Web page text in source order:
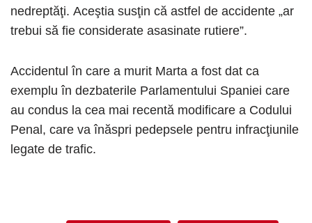
nedreptăţi. Aceştia susţin că astfel de accidente „ar
trebui să fie considerate asasinate rutiere”.
Accidentul în care a murit Marta a fost dat ca
exemplu în dezbaterile Parlamentului Spaniei care
au condus la cea mai recentă modificare a Codului
Penal, care va înăspri pedepsele pentru infracţiunile
legate de trafic.